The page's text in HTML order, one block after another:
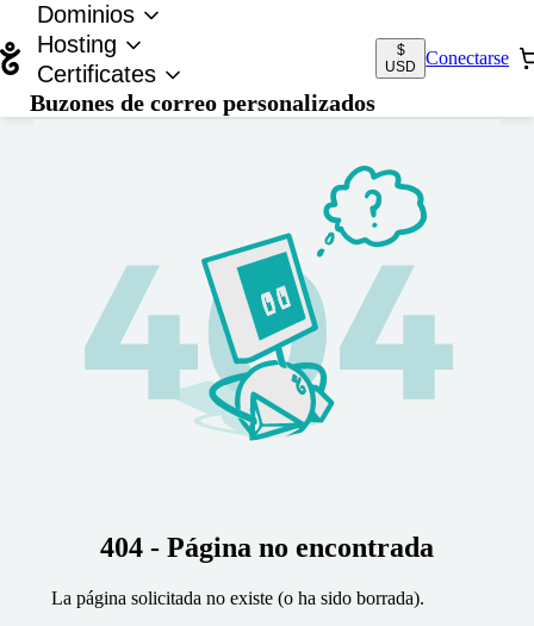
Dominios
Hosting
Certificates
Buzones de correo personalizados
$
USD
Conectarse
404 - Página no encontrada
La página solicitada no existe (o ha sido borrada).